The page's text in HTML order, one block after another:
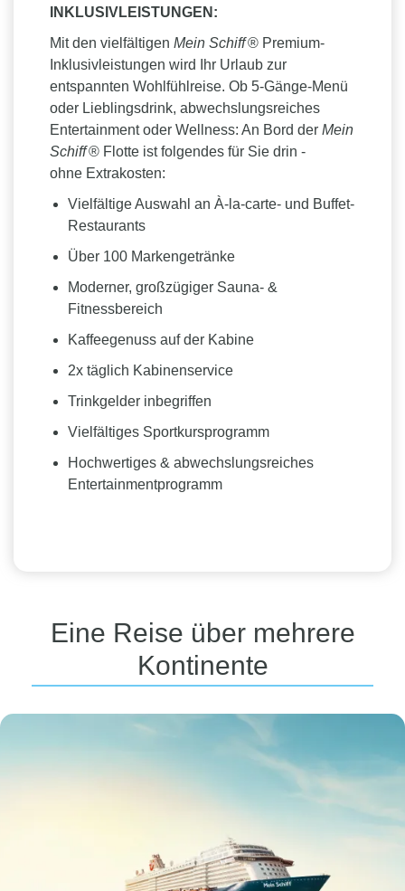
INKLUSIVLEISTUNGEN:
Mit den vielfältigen Mein Schiff® Premium-
Inklusivleistungen wird Ihr Urlaub zur
entspannten Wohlfühlreise. Ob 5-Gänge-Menü
oder Lieblingsdrink, abwechslungsreiches
Entertainment oder Wellness: An Bord der Mein
Schiff® Flotte ist folgendes für Sie drin -
ohne Extrakosten:
Vielfältige Auswahl an À-la-carte- und Buffet-
Restaurants
Über 100 Markengetränke
Moderner, großzügiger Sauna- &
Fitnessbereich
Kaffeegenuss auf der Kabine
2x täglich Kabinenservice
Trinkgelder inbegriffen
Vielfältiges Sportkursprogramm
Hochwertiges & abwechslungsreiches
Entertainmentprogramm
Eine Reise über mehrere
Kontinente